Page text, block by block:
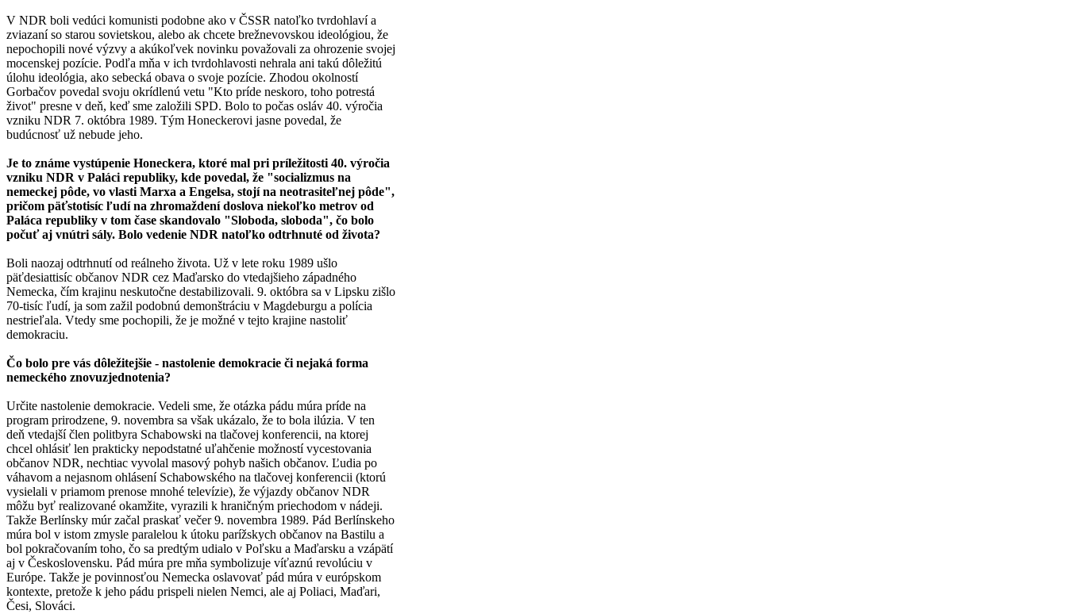
V NDR boli vedúci komunisti podobne ako v ČSSR natoľko tvrdohlaví a
zviazaní so starou sovietskou, alebo ak chcete brežnevovskou ideológiou, že
nepochopili nové výzvy a akúkoľvek novinku považovali za ohrozenie svojej
mocenskej pozície. Podľa mňa v ich tvrdohlavosti nehrala ani takú dôležitú
úlohu ideológia, ako sebecká obava o svoje pozície. Zhodou okolností
Gorbačov povedal svoju okrídlenú vetu "Kto príde neskoro, toho potrestá
život" presne v deň, keď sme založili SPD. Bolo to počas osláv 40. výročia
vzniku NDR 7. októbra 1989. Tým Honeckerovi jasne povedal, že
budúcnosť už nebude jeho.
Je to známe vystúpenie Honeckera, ktoré mal pri príležitosti 40. výročia
vzniku NDR v Paláci republiky, kde povedal, že "socializmus na
nemeckej pôde, vo vlasti Marxa a Engelsa, stojí na neotrasiteľnej pôde",
pričom päťstotisíc ľudí na zhromaždení doslova niekoľko metrov od
Paláca republiky v tom čase skandovalo "Sloboda, sloboda", čo bolo
počuť aj vnútri sály. Bolo vedenie NDR natoľko odtrhnuté od života?
Boli naozaj odtrhnutí od reálneho života. Už v lete roku 1989 ušlo
päťdesiattisíc občanov NDR cez Maďarsko do vtedajšieho západného
Nemecka, čím krajinu neskutočne destabilizovali. 9. októbra sa v Lipsku zišlo
70-tisíc ľudí, ja som zažil podobnú demonštráciu v Magdeburgu a polícia
nestrieľala. Vtedy sme pochopili, že je možné v tejto krajine nastoliť
demokraciu.
Čo bolo pre vás dôležitejšie - nastolenie demokracie či nejaká forma
nemeckého znovuzjednotenia?
Určite nastolenie demokracie. Vedeli sme, že otázka pádu múra príde na
program prirodzene, 9. novembra sa však ukázalo, že to bola ilúzia. V ten
deň vtedajší člen politbyra Schabowski na tlačovej konferencii, na ktorej
chcel ohlásiť len prakticky nepodstatné uľahčenie možností vycestovania
občanov NDR, nechtiac vyvolal masový pohyb našich občanov. Ľudia po
váhavom a nejasnom ohlásení Schabowského na tlačovej konferencii (ktorú
vysielali v priamom prenose mnohé televízie), že výjazdy občanov NDR
môžu byť realizované okamžite, vyrazili k hraničným priechodom v nádeji.
Takže Berlínsky múr začal praskať večer 9. novembra 1989. Pád Berlínskeho
múra bol v istom zmysle paralelou k útoku parížskych občanov na Bastilu a
bol pokračovaním toho, čo sa predtým udialo v Poľsku a Maďarsku a vzápätí
aj v Československu. Pád múra pre mňa symbolizuje víťaznú revolúciu v
Európe. Takže je povinnosťou Nemecka oslavovať pád múra v európskom
kontexte, pretože k jeho pádu prispeli nielen Nemci, ale aj Poliaci, Maďari,
Česi, Slováci.